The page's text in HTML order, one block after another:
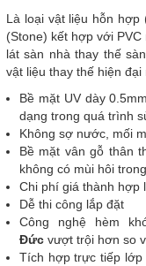
Là loại vật liệu hỗn hợp
(Stone) kết hợp với
lát sàn nhà thay thế
vật liệu thay thế hiện đại
Bề mặt UV dày
dạng trong quá trình
Không sợ nước, mối
Bề mặt vân gỗ thân
không có mùi hôi
Chi phí giá thành hợp
Dễ thi công lắp đặt
Công nghệ hèm
Đức vượt trội hơn so
Tích hợp trực tiếp lớp